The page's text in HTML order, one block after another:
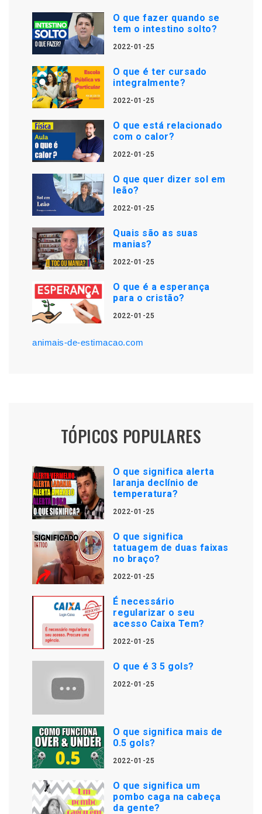
O que fazer quando se
tem o intestino solto?
2022-01-25
O que é ter cursado
integralmente?
2022-01-25
O que está relacionado
com o calor?
2022-01-25
O que quer dizer sol em
leão?
2022-01-25
Quais são as suas
manias?
2022-01-25
O que é a esperança
para o cristão?
2022-01-25
animais-de-estimacao.com
TÓPICOS POPULARES
O que significa alerta
laranja declínio de
temperatura?
2022-01-25
O que significa
tatuagem de duas faixas
no braço?
2022-01-25
É necessário
regularizar o seu
acesso Caixa Tem?
2022-01-25
O que é 3 5 gols?
2022-01-25
O que significa mais de
0.5 gols?
2022-01-25
O que significa um
pombo caga na cabeça
da gente?